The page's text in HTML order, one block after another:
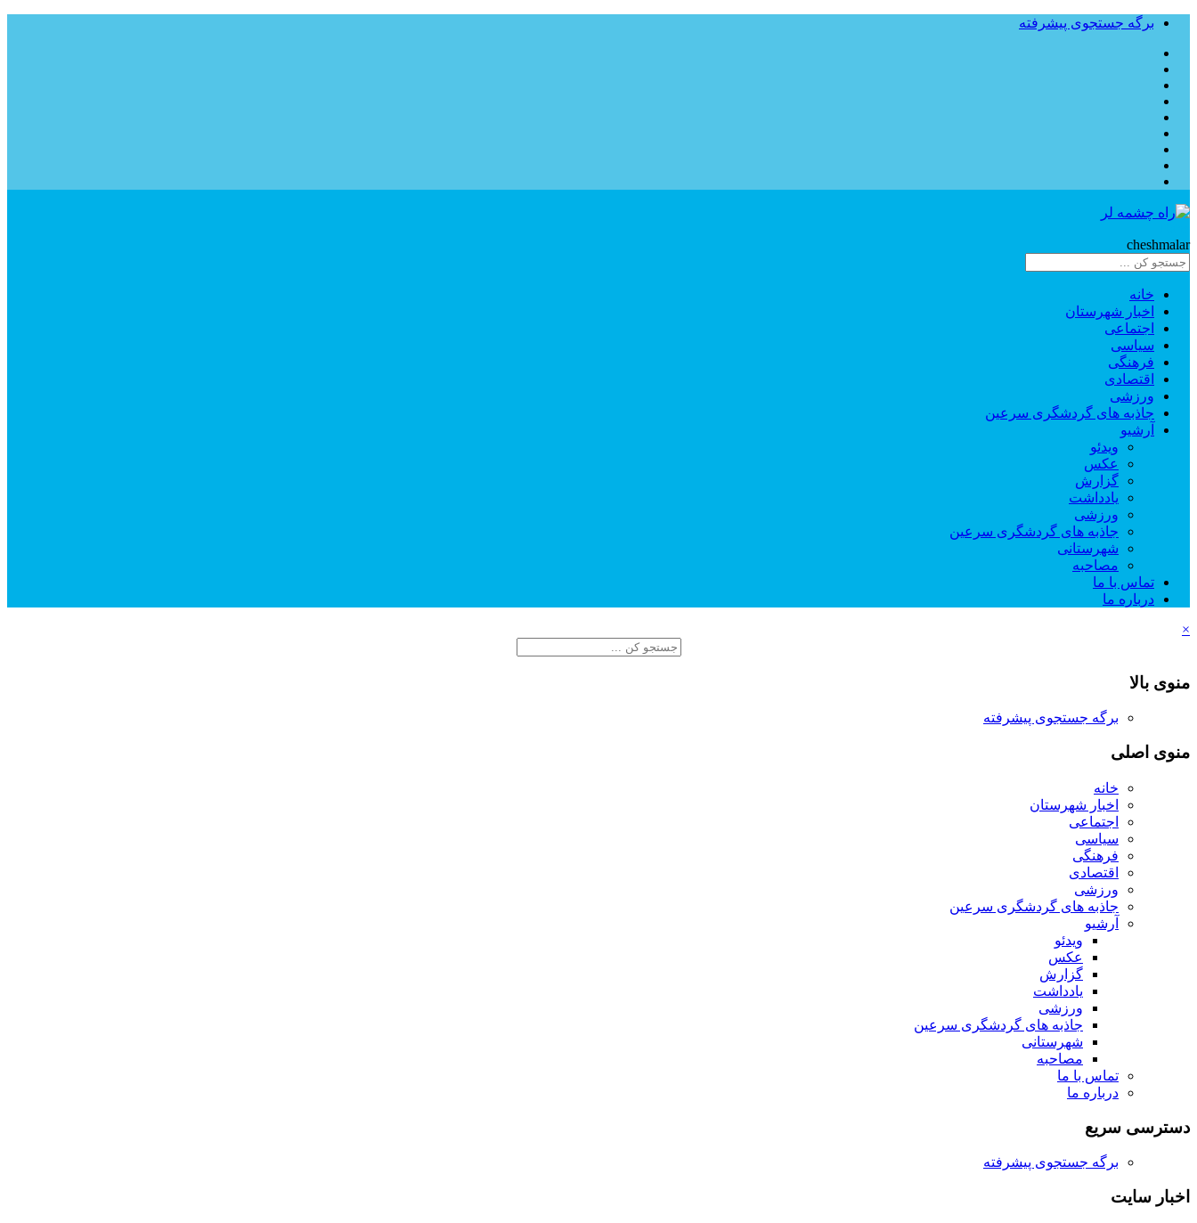
برگه جستجوی پیشرفته
cheshmalar
خانه
اخبار شهرستان
اجتماعی
سیاسی
فرهنگی
اقتصادی
ورزشی
جاذبه های گردشگری سرعین
آرشیو
ویدئو
عکس
گزارش
یادداشت
ورزشی
جاذبه های گردشگری سرعین
شهرستانی
مصاحبه
تماس با ما
درباره ما
×
منوی بالا
برگه جستجوی پیشرفته
منوی اصلی
خانه
اخبار شهرستان
اجتماعی
سیاسی
فرهنگی
اقتصادی
ورزشی
جاذبه های گردشگری سرعین
آرشیو
ویدئو
عکس
گزارش
یادداشت
ورزشی
جاذبه های گردشگری سرعین
شهرستانی
مصاحبه
تماس با ما
درباره ما
دسترسی سریع
برگه جستجوی پیشرفته
اخبار سایت